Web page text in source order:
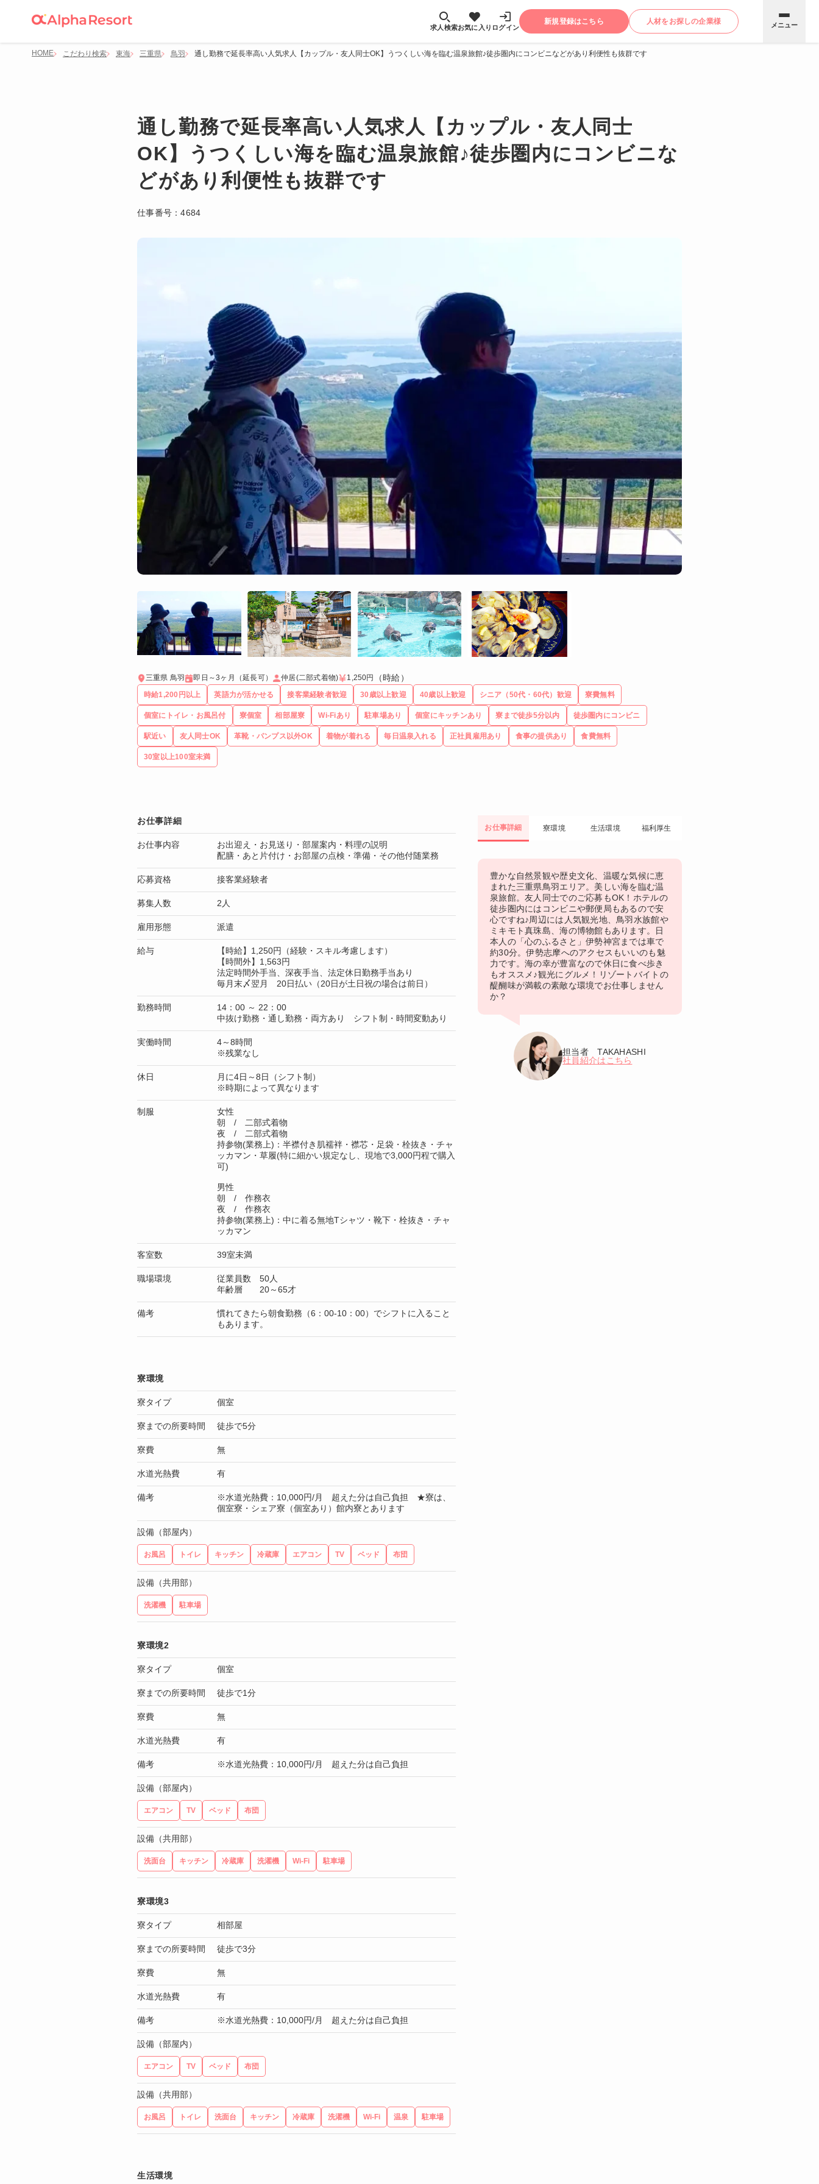
求人検索お気に入り ログイン
新規登録はこちら 人材をお探しの企業様 メニュー
HOME こだわり検索 東海 三重県 鳥羽 通し勤務で延長率高い人気求人【カップル・友人同士OK】うつくしい海を臨む温泉旅館♪徒歩圏内にコンビニなどがあり利便性も抜群です
通し勤務で延長率高い人気求人【カップル・友人同士
OK】うつくしい海を臨む温泉旅館♪徒歩圏内にコンビニな
どがあり利便性も抜群です
仕事番号：4684
三重県 鳥羽 即日～3ヶ月（延長可） 仲居(二部式着物) 1,250円 （時給）
時給1,200円以上 英語力が活かせる 接客業経験者歓迎 30歳以上歓迎 40歳以上歓迎 シニア（50代・60代）歓迎 寮費無料
個室にトイレ・お風呂付 寮個室 相部屋寮 Wi-Fiあり 駐車場あり 個室にキッチンあり 寮まで徒歩5分以内 徒歩圏内にコンビニ
駅近い 友人同士OK 革靴・パンプス以外OK 着物が着れる 毎日温泉入れる 正社員雇用あり 食事の提供あり 食費無料
30室以上100室未満
お仕事詳細 寮環境 生活環境 福利厚生
豊かな自然景観や歴史文化、温暖な気候に恵
まれた三重県鳥羽エリア。美しい海を臨む温
泉旅館。友人同士でのご応募もOK！ホテルの
徒歩圏内にはコンビニや郵便局もあるので安
心ですね♪周辺には人気観光地、鳥羽水族館や
ミキモト真珠島、海の博物館もあります。日
本人の「心のふるさと」伊勢神宮までは車で
約30分。伊勢志摩へのアクセスもいいのも魅
力です。海の幸が豊富なので休日に食べ歩き
もオススメ♪観光にグルメ！リゾートバイトの
醍醐味が満載の素敵な環境でお仕事しません
か？
担当者 TAKAHASHI
社員紹介はこちら
お仕事詳細
お仕事内容
お出迎え・お見送り・部屋案内・料理の説明
配膳・あと片付け・お部屋の点検・準備・その他付随業務
応募資格 接客業経験者
募集人数 2人
雇用形態 派遣
給与
【時給】1,250円（経験・スキル考慮します）
【時間外】1,563円
法定時間外手当、深夜手当、法定休日勤務手当あり
毎月末〆翌月 20日払い（20日が土日祝の場合は前日）
勤務時間
14：00 ～ 22：00
中抜け勤務・通し勤務・両方あり シフト制・時間変動あり
実働時間
4～8時間
※残業なし
休日
月に4日～8日（シフト制）
※時期によって異なります
制服
女性
朝 / 二部式着物
夜 / 二部式着物
持参物(業務上)：半襟付き肌襦袢・襟芯・足袋・栓抜き・チャ
ッカマン・草履(特に細かい規定なし、現地で3,000円程で購入
可)
男性
朝 / 作務衣
夜 / 作務衣
持参物(業務上)：中に着る無地Tシャツ・靴下・栓抜き・チャ
ッカマン
客室数 39室未満
職場環境
従業員数 50人
年齢層 20～65才
備考
慣れてきたら朝食勤務（6：00-10：00）でシフトに入ること
もあります。
寮環境
寮タイプ 個室
寮までの所要時間 徒歩で5分
寮費 無
水道光熱費 有
備考
※水道光熱費：10,000円/月 超えた分は自己負担 ★寮は、
個室寮・シェア寮（個室あり）館内寮とあります
設備（部屋内）
お風呂 トイレ キッチン 冷蔵庫 エアコン TV ベッド 布団
設備（共用部）
洗濯機 駐車場
寮環境2
寮タイプ 個室
寮までの所要時間 徒歩で1分
寮費 無
水道光熱費 有
備考 ※水道光熱費：10,000円/月 超えた分は自己負担
設備（部屋内）
エアコン TV ベッド 布団
設備（共用部）
洗面台 キッチン 冷蔵庫 洗濯機 Wi-Fi 駐車場
寮環境3
寮タイプ 相部屋
寮までの所要時間 徒歩で3分
寮費 無
水道光熱費 有
備考 ※水道光熱費：10,000円/月 超えた分は自己負担
設備（部屋内）
エアコン TV ベッド 布団
設備（共用部）
お風呂 トイレ 洗面台 キッチン 冷蔵庫 洗濯機 Wi-Fi 温泉 駐車場
生活環境